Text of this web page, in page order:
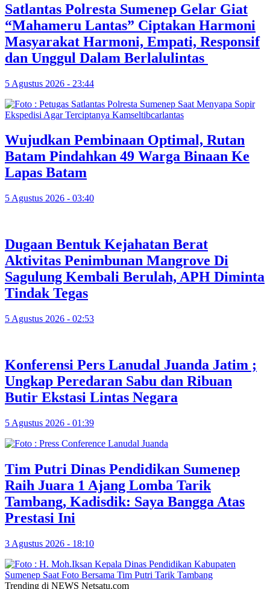
Satlantas Polresta Sumenep Gelar Giat
“Mahameru Lantas” Ciptakan Harmoni
Masyarakat Harmoni, Empati, Responsif
dan Unggul Dalam Berlalulintas
5 Agustus 2026 - 23:44
Wujudkan Pembinaan Optimal, Rutan
Batam Pindahkan 49 Warga Binaan Ke
Lapas Batam
5 Agustus 2026 - 03:40
Dugaan Bentuk Kejahatan Berat
Aktivitas Penimbunan Mangrove Di
Sagulung Kembali Berulah, APH Diminta
Tindak Tegas
5 Agustus 2026 - 02:53
Konferensi Pers Lanudal Juanda Jatim ;
Ungkap Peredaran Sabu dan Ribuan
Butir Ekstasi Lintas Negara
5 Agustus 2026 - 01:39
Tim Putri Dinas Pendidikan Sumenep
Raih Juara 1 Ajang Lomba Tarik
Tambang, Kadisdik: Saya Bangga Atas
Prestasi Ini
3 Agustus 2026 - 18:10
Trending di NEWS Netsatu.com